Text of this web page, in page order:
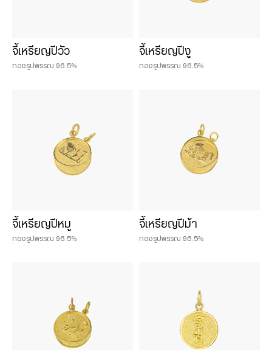
จี้เหรียญปีวัว
ทองรูปพรรณ 96.5%
จี้เหรียญปีงู
ทองรูปพรรณ 96.5%
จี้เหรียญปีหมู
ทองรูปพรรณ 96.5%
จี้เหรียญปีม้า
ทองรูปพรรณ 96.5%